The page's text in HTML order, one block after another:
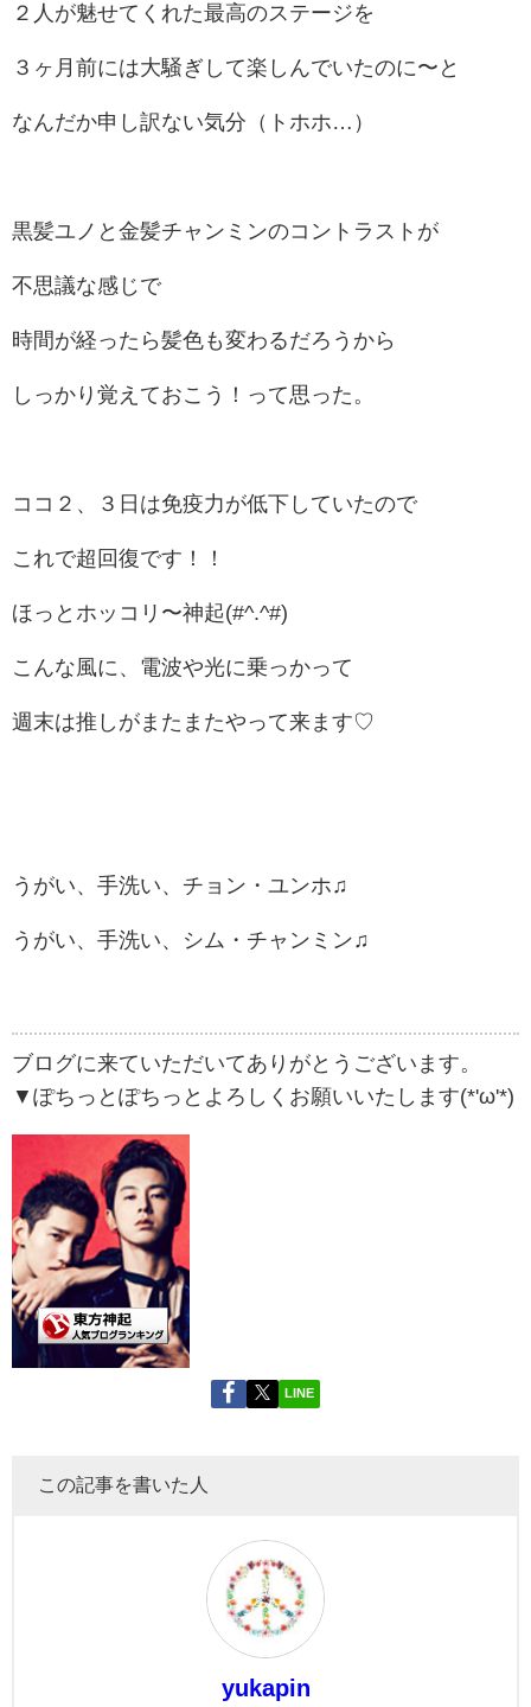
２人が魅せてくれた最高のステージを
３ヶ月前には大騒ぎして楽しんでいたのに〜と
なんだか申し訳ない気分（トホホ…）
黒髪ユノと金髪チャンミンのコントラストが
不思議な感じで
時間が経ったら髪色も変わるだろうから
しっかり覚えておこう！って思った。
ココ２、３日は免疫力が低下していたので
これで超回復です！！
ほっとホッコリ〜神起(#^.^#)
こんな風に、電波や光に乗っかって
週末は推しがまたまたやって来ます♡
うがい、手洗い、チョン・ユンホ♫
うがい、手洗い、シム・チャンミン♫
ブログに来ていただいてありがとうございます。
▼ぽちっとぽちっとよろしくお願いいたします(*'ω'*)
LINE
この記事を書いた人
yukapin